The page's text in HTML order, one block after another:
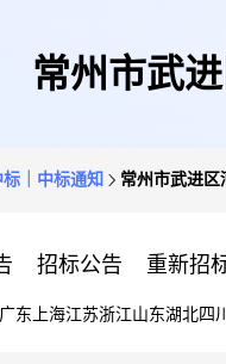
常州市武
标｜中标通知 常州市武进区
招标公告 重新招
广东 上海江苏浙江山东湖北四川